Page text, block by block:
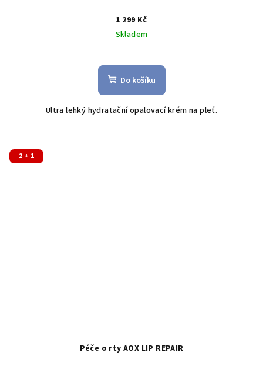
1 299 Kč
Skladem
Do košíku
Ultra lehký hydratační opalovací krém na pleť.
2 + 1
Péče o rty AOX LIP REPAIR